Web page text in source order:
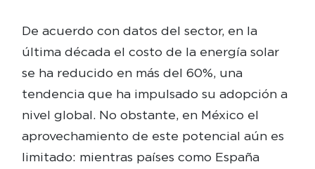
De acuerdo con datos del sector, en la
última década el costo de la energía solar
se ha reducido en más del 60%, una
tendencia que ha impulsado su adopción a
nivel global. No obstante, en México el
aprovechamiento de este potencial aún es
limitado: mientras países como España